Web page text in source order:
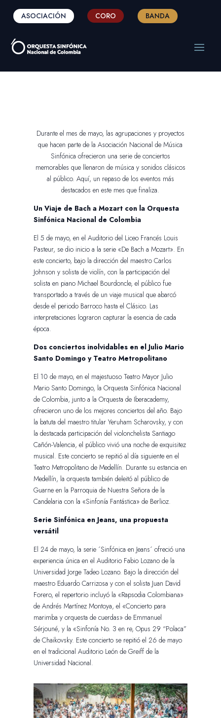
ASOCIACIÓN CORO BANDA
Durante el mes de mayo, las agrupaciones y proyectos
que hacen parte de la Asociación Nacional de Música
Sinfónica ofrecieron una serie de conciertos
memorables que llenaron de música y sonidos clásicos
al público. Aquí, un repaso de los eventos más
destacados en este mes que finaliza.
Un Viaje de Bach a Mozart con la Orquesta
Sinfónica Nacional de Colombia
El 5 de mayo, en el Auditorio del Liceo Francés Louis
Pasteur, se dio inicio a la serie «De Bach a Mozart». En
este concierto, bajo la dirección del maestro Carlos
Johnson y solista de violín, con la participación del
solista en piano Michael Bourdoncle, el público fue
transportado a través de un viaje musical que abarcó
desde el periodo Barroco hasta el Clásico. Las
interpretaciones lograron capturar la esencia de cada
época.
Dos conciertos inolvidables en el Julio Mario
Santo Domingo y Teatro Metropolitano
El 10 de mayo, en el majestuoso Teatro Mayor Julio
Mario Santo Domingo, la Orquesta Sinfónica Nacional
de Colombia, junto a la Orquesta de Iberacademy,
ofrecieron uno de los mejores conciertos del año. Bajo
la batuta del maestro titular Yeruham Scharovsky, y con
la destacada participación del violonchelista Santiago
Cañón-Valencia, el público vivió una noche de exquisitez
musical. Este concierto se repitió al día siguiente en el
Teatro Metropolitano de Medellín. Durante su estancia en
Medellín, la orquesta también deleitó al público de
Guarne en la Parroquia de Nuestra Señora de la
Candelaria con la «Sinfonía Fantástica» de Berlioz.
Serie Sinfónica en Jeans, una propuesta
versátil
El 24 de mayo, la serie ´Sinfónica en Jeans´ ofreció una
experiencia única en el Auditorio Fabio Lozano de la
Universidad Jorge Tadeo Lozano. Bajo la dirección del
maestro Eduardo Carrizosa y con el solista Juan David
Forero, el repertorio incluyó la «Rapsodia Colombiana»
de Andrés Martínez Montoya, el «Concierto para
marimba y orquesta de cuerdas» de Emmanuel
Sérjouné, y la «Sinfonía No. 3 en re, Opus 29 “Polaca”
de Chaikovsky. Este concierto se repitió el 26 de mayo
en el tradicional Auditorio León de Greiff de la
Universidad Nacional.